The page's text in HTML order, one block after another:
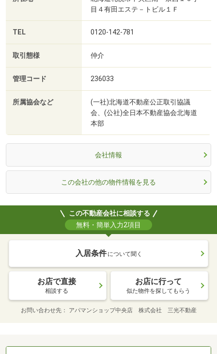
目４有田エステ－トビル１Ｆ
TEL 0120-142-781
取引態様 仲介
管理コード 236033
所属協会など
(一社)北海道不動産公正取引協議
会、(公社)全日本不動産協会北海道
本部
会社情報
この会社の他の物件情報を見る
この不動産会社に相談する
無料・簡単入力2項目
入居条件 について聞く
お店で直接
相談する
お店に行って
似た物件を探してもらう
お問い合わせ先 アパマンショップ中央店 株式会社 三光不動産